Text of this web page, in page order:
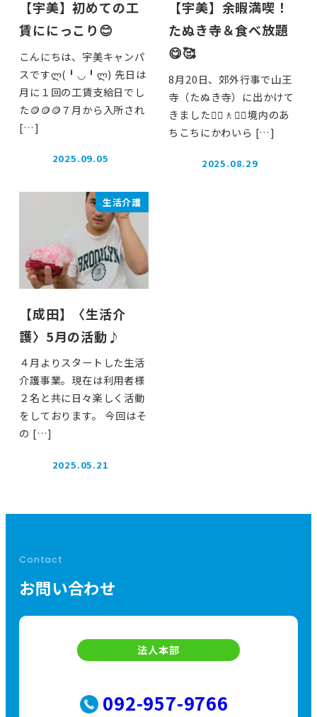
【宇美】初めての工
賃ににっこり😊
こんにちは、宇美キャンパ
スですლ(╹◡╹ლ) 先日は
月に１回の工賃支給日でし
た🪙🪙🪙７月から入所され
[…]
投稿日
2025.09.05
【宇美】余暇満喫！
たぬき寺＆食べ放題
😋🥰
8月20日、郊外行事で山王
寺（たぬき寺）に出かけて
きました🚶‍♂️🚶🚶‍♀️境内のあ
ちこちにかわいら […]
投稿日
2025.08.29
生活介護
【成田】〈生活介
護〉5月の活動♪
４月よりスタートした生活
介護事業。現在は利用者様
２名と共に日々楽しく活動
をしております。 今回はそ
の […]
投稿日
2025.05.21
Contact
お問い合わせ
法人本部
092-957-9766